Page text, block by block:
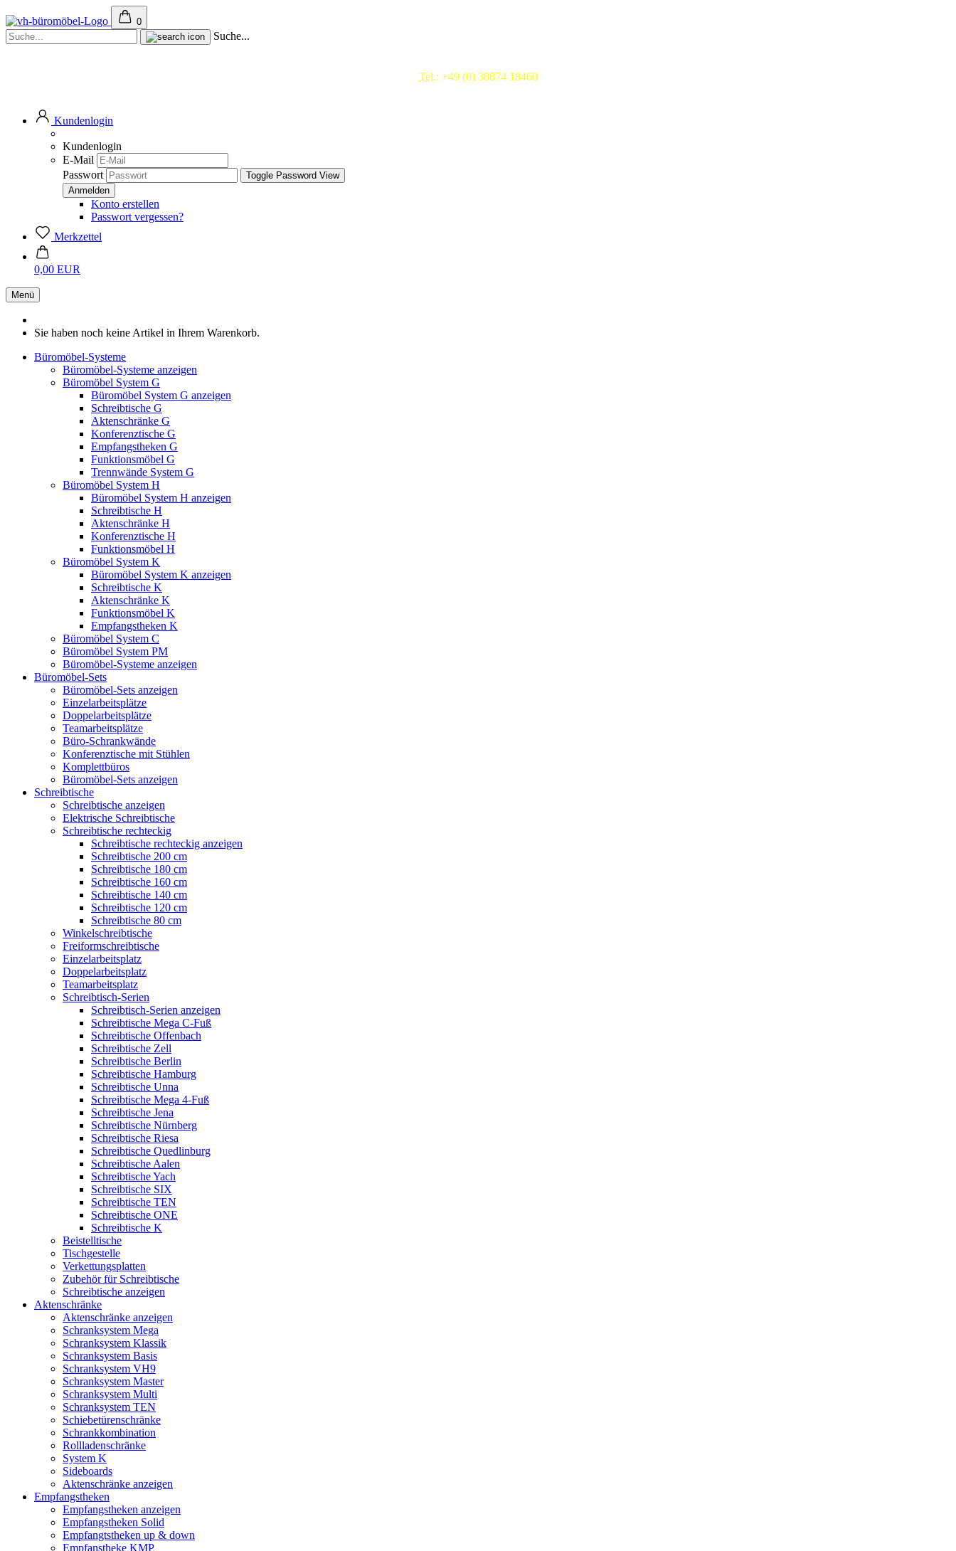
0
Suche...
Tel.: +49 (0) 38874 18460
Kundenlogin
Kundenlogin
E-Mail
Passwort
Toggle Password View
Konto erstellen
Passwort vergessen?
Merkzettel
0,00 EUR
Menü
Sie haben noch keine Artikel in Ihrem Warenkorb.
Büromöbel-Systeme
Büromöbel-Systeme anzeigen
Büromöbel System G
Büromöbel System G anzeigen
Schreibtische G
Aktenschränke G
Konferenztische G
Empfangstheken G
Funktionsmöbel G
Trennwände System G
Büromöbel System H
Büromöbel System H anzeigen
Schreibtische H
Aktenschränke H
Konferenztische H
Funktionsmöbel H
Büromöbel System K
Büromöbel System K anzeigen
Schreibtische K
Aktenschränke K
Funktionsmöbel K
Empfangstheken K
Büromöbel System C
Büromöbel System PM
Büromöbel-Systeme anzeigen
Büromöbel-Sets
Büromöbel-Sets anzeigen
Einzelarbeitsplätze
Doppelarbeitsplätze
Teamarbeitsplätze
Büro-Schrankwände
Konferenztische mit Stühlen
Komplettbüros
Büromöbel-Sets anzeigen
Schreibtische
Schreibtische anzeigen
Elektrische Schreibtische
Schreibtische rechteckig
Schreibtische rechteckig anzeigen
Schreibtische 200 cm
Schreibtische 180 cm
Schreibtische 160 cm
Schreibtische 140 cm
Schreibtische 120 cm
Schreibtische 80 cm
Winkelschreibtische
Freiformschreibtische
Einzelarbeitsplatz
Doppelarbeitsplatz
Teamarbeitsplatz
Schreibtisch-Serien
Schreibtisch-Serien anzeigen
Schreibtische Mega C-Fuß
Schreibtische Offenbach
Schreibtische Zell
Schreibtische Berlin
Schreibtische Hamburg
Schreibtische Unna
Schreibtische Mega 4-Fuß
Schreibtische Jena
Schreibtische Nürnberg
Schreibtische Riesa
Schreibtische Quedlinburg
Schreibtische Aalen
Schreibtische Yach
Schreibtische SIX
Schreibtische TEN
Schreibtische ONE
Schreibtische K
Beistelltische
Tischgestelle
Verkettungsplatten
Zubehör für Schreibtische
Schreibtische anzeigen
Aktenschränke
Aktenschränke anzeigen
Schranksystem Mega
Schranksystem Klassik
Schranksystem Basis
Schranksystem VH9
Schranksystem Master
Schranksystem Multi
Schranksystem TEN
Schiebetürenschränke
Schrankkombination
Rollladenschränke
System K
Sideboards
Aktenschränke anzeigen
Empfangstheken
Empfangstheken anzeigen
Empfangstheken Solid
Empfangtstheken up & down
Empfanstheke KMP